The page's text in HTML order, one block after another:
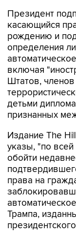
Президент
касающийся
рождению и
определения
включая
Штатов,
детьми
признанных
Издание The Hill
указы, "по
обойти
права на
Трампа,